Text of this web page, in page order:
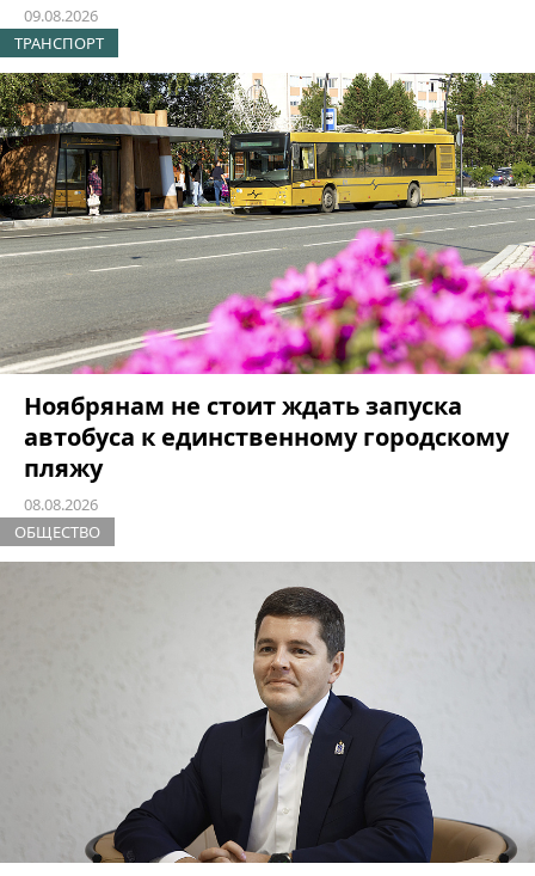
09.08.2026
ТРАНСПОРТ
Ноябрянам не стоит ждать запуска
автобуса к единственному городскому
пляжу
08.08.2026
ОБЩЕСТВО